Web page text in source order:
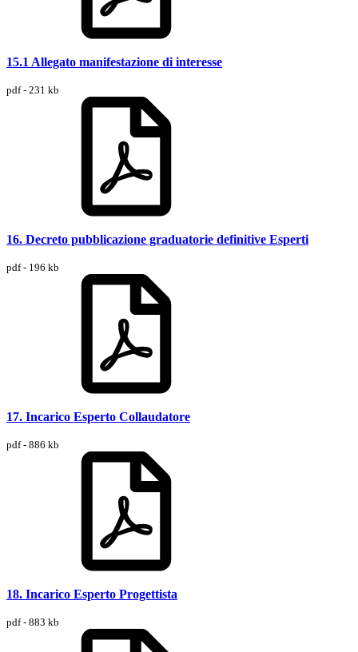
15.1 Allegato manifestazione di interesse
pdf - 231 kb
16. Decreto pubblicazione graduatorie definitive Esperti
pdf - 196 kb
17. Incarico Esperto Collaudatore
pdf - 886 kb
18. Incarico Esperto Progettista
pdf - 883 kb